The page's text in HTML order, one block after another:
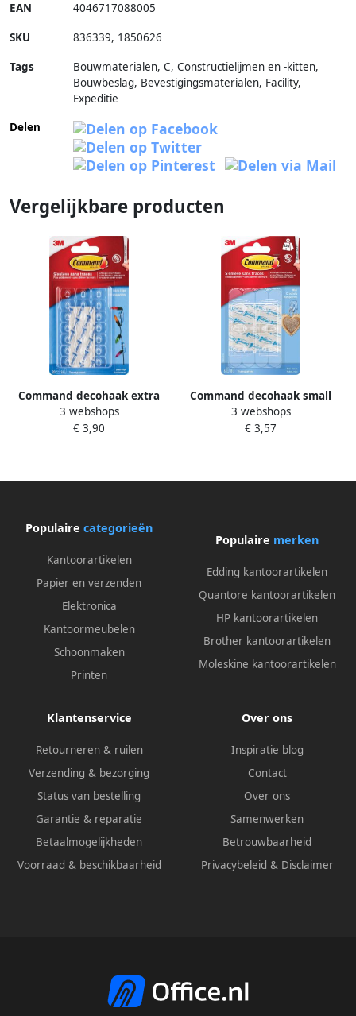
EAN 4046717088005
SKU 836339, 1850626
Tags
Bouwmaterialen, C, Constructielijmen en -kitten,
Bouwbeslag, Bevestigingsmaterialen, Facility,
Expeditie
Delen
Vergelijkbare producten
Command decohaak extra
small draagvermogen 225
gram transparant blister van
3 webshops
€ 3,90
Command decohaak small
draagvermogen 225 gram
transparant blister van 6
3 webshops
€ 3,57
Populaire categorieën
Kantoorartikelen
Papier en verzenden
Elektronica
Kantoormeubelen
Schoonmaken
Printen
Populaire merken
Edding kantoorartikelen
Quantore kantoorartikelen
HP kantoorartikelen
Brother kantoorartikelen
Moleskine kantoorartikelen
Klantenservice
Retourneren & ruilen
Verzending & bezorging
Status van bestelling
Garantie & reparatie
Betaalmogelijkheden
Voorraad & beschikbaarheid
Over ons
Inspiratie blog
Contact
Over ons
Samenwerken
Betrouwbaarheid
Privacybeleid & Disclaimer